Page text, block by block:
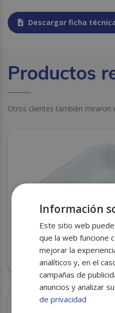
Descargar ficha
Productos
Otros clientes también miraron
BANDEJA CORCHO CXI-
Información
Este sitio web
que la web funcione
mejorar la
analíticos y, en el
campañas de
anuncios y analizar
de privacidad